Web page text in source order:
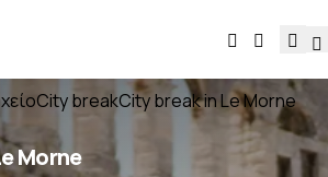
City breakCity break in Le Morne
Morne